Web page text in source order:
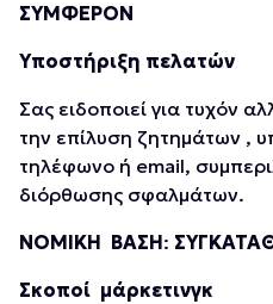
ΣΥΜΦΕΡΟΝ
Υποστήριξη πελατών
Σας ειδοποιεί για τυχόν
την επίλυση ζητημάτων ,
τηλέφωνο ή email,
διόρθωσης σφαλμάτων.
ΝΟΜΙΚΗ ΒΑΣΗ:
Σκοποί μάρκετινγκ